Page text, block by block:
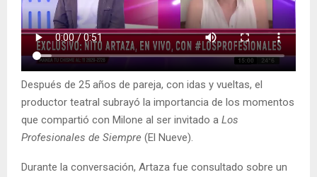
Después de 25 años de pareja, con idas y vueltas, el
productor teatral subrayó la importancia de los momentos
que compartió con Milone al ser invitado a Los
Profesionales de Siempre (El Nueve).
Durante la conversación, Artaza fue consultado sobre un